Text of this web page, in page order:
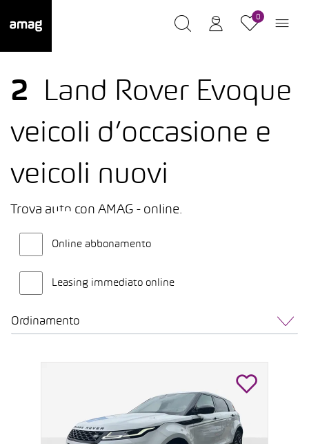
0
2
Land Rover Evoque
veicoli d’occasione e
veicoli nuovi
Trova auto con AMAG - online.
Online abbonamento
Leasing immediato online
Ordinamento